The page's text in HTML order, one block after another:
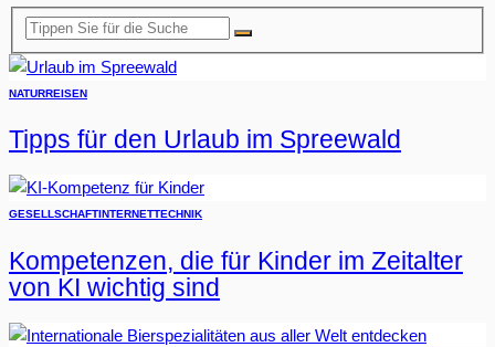
NATURREISEN
Tipps für den Urlaub im Spreewald
GESELLSCHAFTINTERNETTECHNIK
Kompetenzen, die für Kinder im Zeitalter
von KI wichtig sind